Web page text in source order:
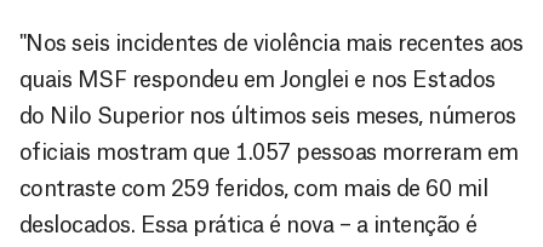
"Nos seis incidentes de violência mais recentes aos
quais MSF respondeu em Jonglei e nos Estados
do Nilo Superior nos últimos seis meses, números
oficiais mostram que 1.057 pessoas morreram em
contraste com 259 feridos, com mais de 60 mil
deslocados. Essa prática é nova – a intenção é